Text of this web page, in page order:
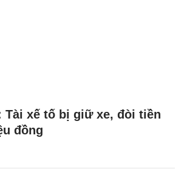
Tài xế tố bị giữ xe, đòi tiền
đồng